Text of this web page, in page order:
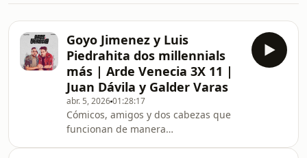
Goyo Jimenez y Luis
Piedrahita dos millennials
más | Arde Venecia 3X 11 |
Juan Dávila y Galder Varas
abr. 5, 202601:28:17
Cómicos, amigos y dos cabezas que
funcionan de manera